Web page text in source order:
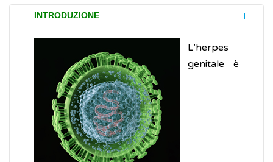
INTRODUZIONE
L’herpes
genitale è